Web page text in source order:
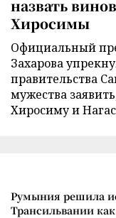
назвать
Хиросимы
Официальный
Захарова
правительства
мужества
Хиросиму и
Румыния решила
Трансильвании